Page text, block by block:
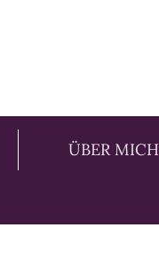
ÜBER MICH